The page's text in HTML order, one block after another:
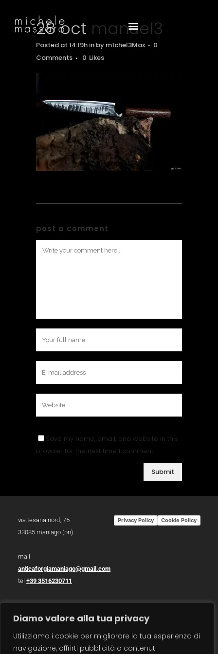
Diamo valore alla tua privacy
Utilizziamo i cookie per migliorare la tua esperienza di
navigazione, offrirti pubblicità o contenuti
28 oct manuel3
Posted at 14:19h in by m1chel3Max
0
Comments
0 Likes
post a comment
Save my name, email, and website in this
browser for the next time I comment.
via tesana nord, 75
33085 maniago (pn)
mail
anticaforgiamaniago@gmail.com
tel +39 3516230711
p.iva 01783930934
Privacy Policy Cookie Policy